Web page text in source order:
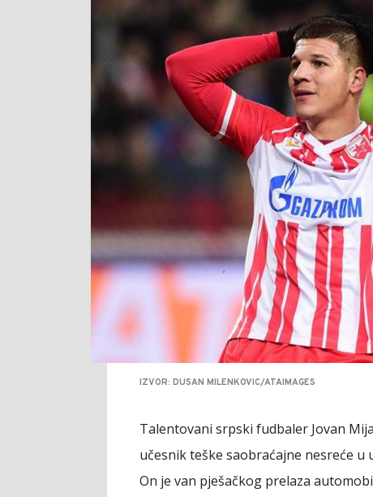
IZVOR: DUSAN MILENKOVIC/ATAIMAGES
Talentovani srpski fudbaler Jovan
učesnik teške saobraćajne nesreće u
On je van pješačkog prelaza